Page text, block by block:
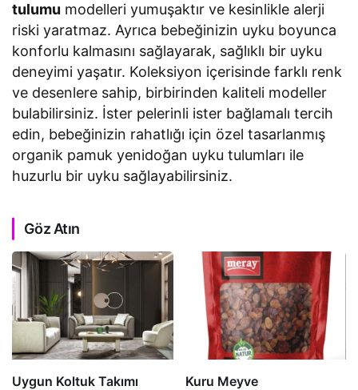
tulumu modelleri yumuşaktır ve kesinlikle alerji
riski yaratmaz. Ayrıca bebeğinizin uyku boyunca
konforlu kalmasını sağlayarak, sağlıklı bir uyku
deneyimi yaşatır. Koleksiyon içerisinde farklı renk
ve desenlere sahip, birbirinden kaliteli modeller
bulabilirsiniz. İster pelerinli ister bağlamalı tercih
edin, bebeğinizin rahatlığı için özel tasarlanmış
organik pamuk yenidoğan uyku tulumları ile
huzurlu bir uyku sağlayabilirsiniz.
Göz Atın
Uygun Koltuk Takımı
Kuru Meyve